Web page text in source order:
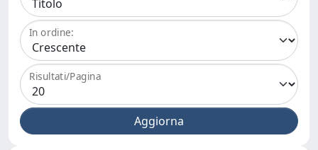
In ordine:
Risultati/Pagina